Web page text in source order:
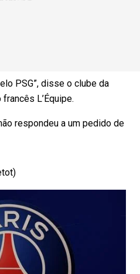
PSG”, disse o clube da
L’Équipe.
respondeu a um pedido de